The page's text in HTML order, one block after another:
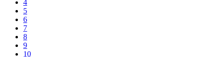
4
5
6
7
8
9
10